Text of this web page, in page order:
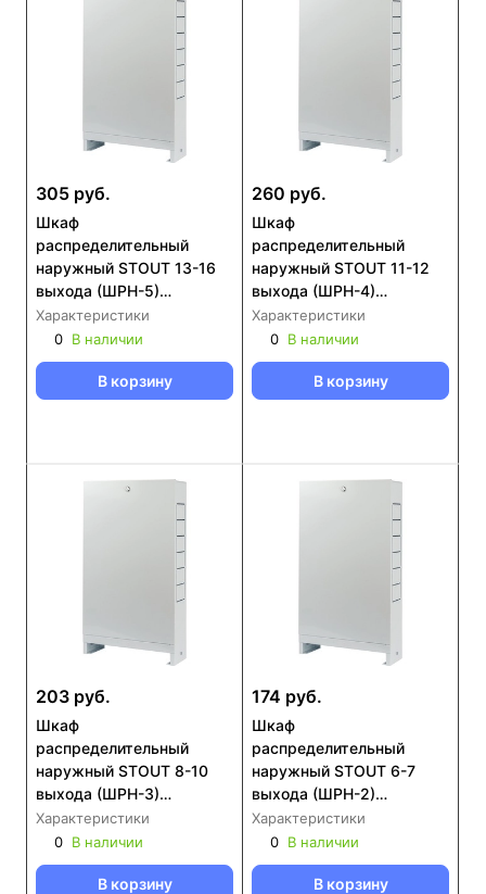
305 руб.
Шкаф
распределительный
наружный STOUT 13-16
выхода (ШРН-5)
651х120х1004 (SCC-
0001-001316)
Характеристики
0 В наличии
В корзину
260 руб.
Шкаф
распределительный
наружный STOUT 11-12
выхода (ШРН-4)
651х120х854 (SCC-0001-
001112)
Характеристики
0 В наличии
В корзину
203 руб.
Шкаф
распределительный
наружный STOUT 8-10
выхода (ШРН-3)
651х120х704 (SCC-0001-
000810)
Характеристики
0 В наличии
В корзину
174 руб.
Шкаф
распределительный
наружный STOUT 6-7
выхода (ШРН-2)
651х120х554 (SCC-0001-
000067)
Характеристики
0 В наличии
В корзину